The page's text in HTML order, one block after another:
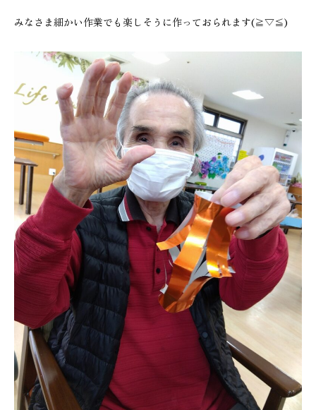
みなさま細かい作業でも楽しそうに作っておられます(≧▽≦)